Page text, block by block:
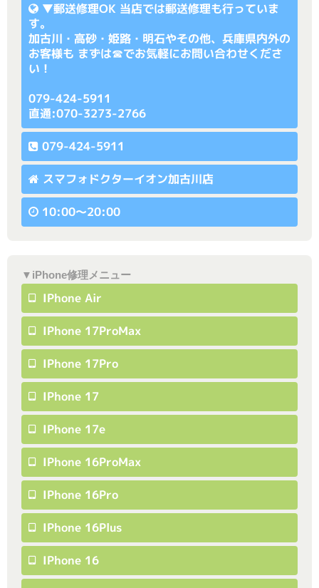
▼郵送修理OK 当店では郵送修理も行っていま
す。
加古川・高砂・姫路・明石やその他、兵庫県内外の
お客様も まずは☎でお気軽にお問い合わせくださ
い！
079-424-5911
直通:070-3273-2766
079-424-5911
スマフォドクターイオン加古川店
10:00〜20:00
▼iPhone修理メニュー
IPhone Air
IPhone 17ProMax
IPhone 17Pro
IPhone 17
IPhone 17e
IPhone 16ProMax
IPhone 16Pro
IPhone 16Plus
IPhone 16